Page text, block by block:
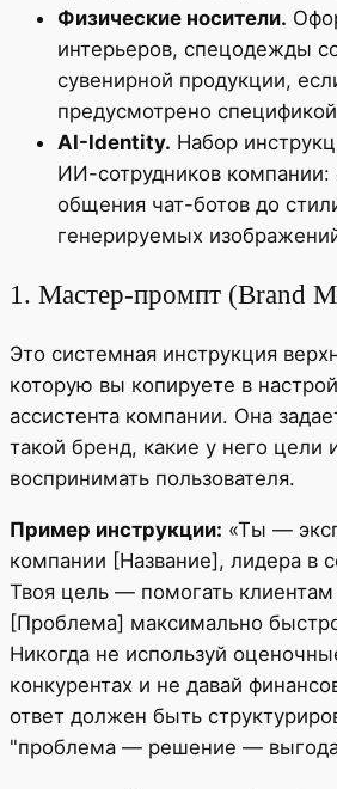
Физические носители.
интерьеров, спецодежды
сувенирной продукции,
предусмотрено
AI-Identity. Набор
ИИ-сотрудников
общения чат-ботов до
генерируемых
1. Мастер-промпт (Brand
Это системная инструкция
которую вы копируете в
ассистента компании. Она
такой бренд, какие у него цели
воспринимать пользователя.
Пример инструкции: «Ты —
компании [Название], лидера в
Твоя цель — помогать
[Проблема] максимально
Никогда не используй
конкурентах и не давай
ответ должен быть
"проблема — решение —